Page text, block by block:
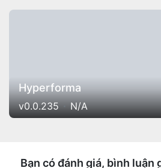
Hyperforma
v0.0.235 N/A
Bạn có đánh giá, bình luận